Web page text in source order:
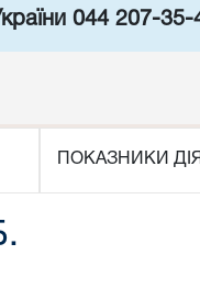
044 207-35-
ПОКАЗНИКИ